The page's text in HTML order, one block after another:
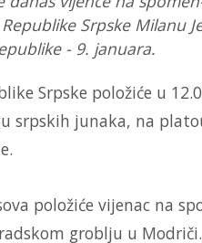
Srpske Milanu
- 9. januara.
Srpske položiće u
srpskih junaka, na
položiće vijenac na
groblju u Modriči.